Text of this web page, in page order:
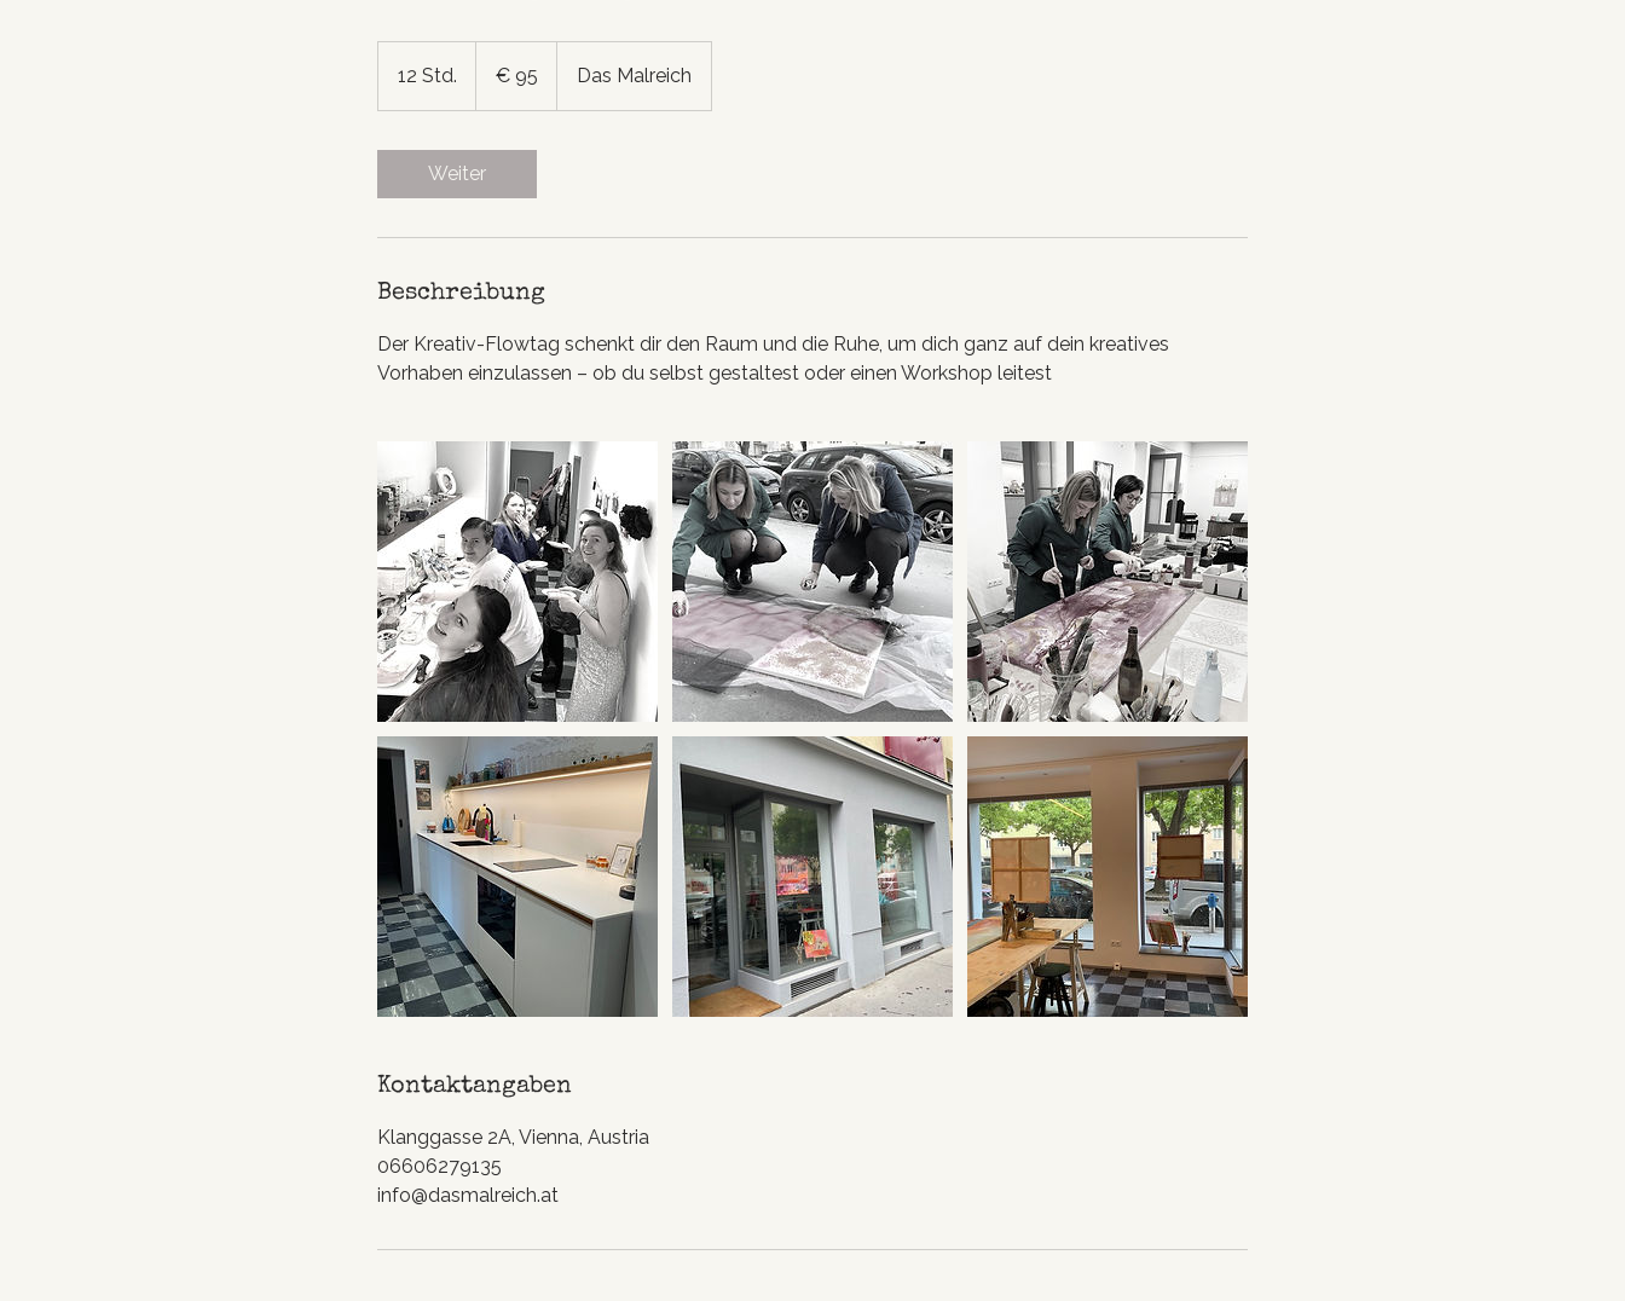
12 Std.
2
t
€ 95 Das Malreich
Weiter
Beschreibung
Der Kreativ-Flowtag schenkt dir den Raum und die Ruhe, um dich ganz auf dein kreatives
Vorhaben einzulassen – ob du selbst gestaltest oder einen Workshop leitest
Kontaktangaben
Klanggasse 2A, Vienna, Austria
06606279135
info@dasmalreich.at